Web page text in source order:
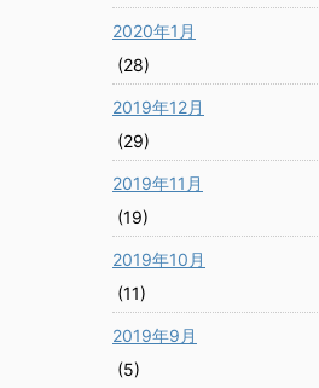
2020年1月
(28)
2019年12月
(29)
2019年11月
(19)
2019年10月
(11)
2019年9月
(5)